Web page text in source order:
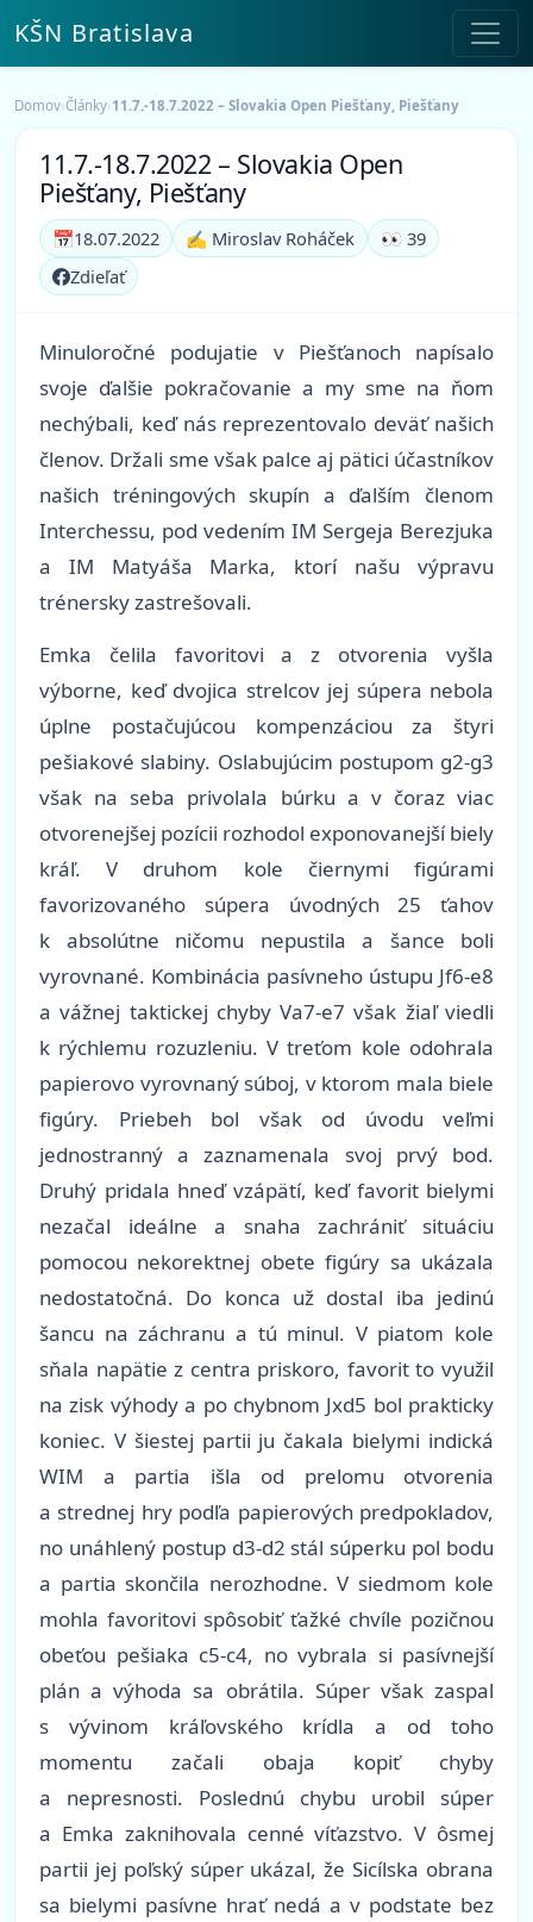
KŠN Bratislava
Domov›Články›11.7.-18.7.2022 – Slovakia Open Piešťany, Piešťany
11.7.-18.7.2022 – Slovakia Open
Piešťany, Piešťany
📅18.07.2022 ✍️ Miroslav Roháček
👀 39
Zdieľať
Minuloročné podujatie v Piešťanoch napísalo
svoje ďalšie pokračovanie a my sme na ňom
nechýbali, keď nás reprezentovalo deväť našich
členov. Držali sme však palce aj pätici účastníkov
našich tréningových skupín a ďalším členom
Interchessu, pod vedením IM Sergeja Berezjuka
a IM Matyáša Marka, ktorí našu výpravu
trénersky zastrešovali.
Emka čelila favoritovi a z otvorenia vyšla
výborne, keď dvojica strelcov jej súpera nebola
úplne postačujúcou kompenzáciou za štyri
pešiakové slabiny. Oslabujúcim postupom g2-g3
však na seba privolala búrku a v čoraz viac
otvorenejšej pozícii rozhodol exponovanejší biely
kráľ. V druhom kole čiernymi figúrami
favorizovaného súpera úvodných 25 ťahov
k absolútne ničomu nepustila a šance boli
vyrovnané. Kombinácia pasívneho ústupu Jf6-e8
a vážnej taktickej chyby Va7-e7 však žiaľ viedli
k rýchlemu rozuzleniu. V treťom kole odohrala
papierovo vyrovnaný súboj, v ktorom mala biele
figúry. Priebeh bol však od úvodu veľmi
jednostranný a zaznamenala svoj prvý bod.
Druhý pridala hneď vzápätí, keď favorit bielymi
nezačal ideálne a snaha zachrániť situáciu
pomocou nekorektnej obete figúry sa ukázala
nedostatočná. Do konca už dostal iba jedinú
šancu na záchranu a tú minul. V piatom kole
sňala napätie z centra priskoro, favorit to využil
na zisk výhody a po chybnom Jxd5 bol prakticky
koniec. V šiestej partii ju čakala bielymi indická
WIM a partia išla od prelomu otvorenia
a strednej hry podľa papierových predpokladov,
no unáhlený postup d3-d2 stál súperku pol bodu
a partia skončila nerozhodne. V siedmom kole
mohla favoritovi spôsobiť ťažké chvíle pozičnou
obeťou pešiaka c5-c4, no vybrala si pasívnejší
plán a výhoda sa obrátila. Súper však zaspal
s vývinom kráľovského krídla a od toho
momentu začali obaja kopiť chyby
a nepresnosti. Poslednú chybu urobil súper
a Emka zaknihovala cenné víťazstvo. V ôsmej
partii jej poľský súper ukázal, že Sicílska obrana
sa bielymi pasívne hrať nedá a v podstate bez